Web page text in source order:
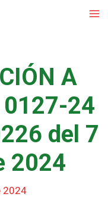
A
0127-24
del 7
2024
2024